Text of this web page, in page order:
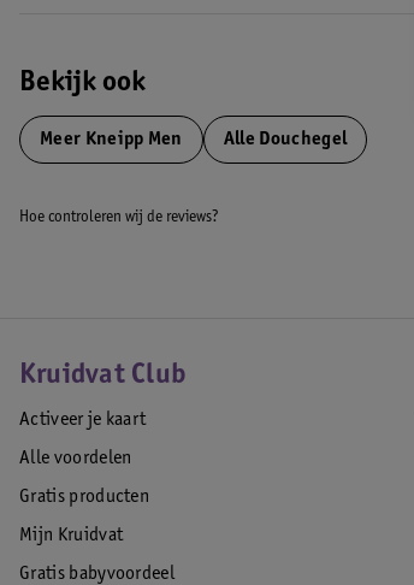
Bekijk ook
Meer Kneipp Men Alle Douchegel
Hoe controleren wij de reviews?
Kruidvat Club
Activeer je kaart
Alle voordelen
Gratis producten
Mijn Kruidvat
Gratis babyvoordeel